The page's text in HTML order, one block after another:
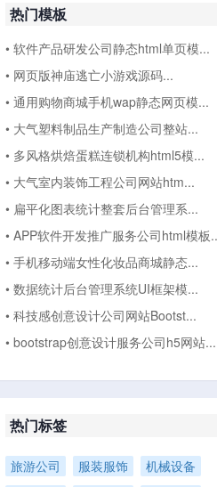
热门模板
• 软件产品研发公司静态html单页模...
• 网页版神庙逃亡小游戏源码...
• 通用购物商城手机wap静态网页模...
• 大气塑料制品生产制造公司整站...
• 多风格烘焙蛋糕连锁机构html5模...
• 大气室内装饰工程公司网站htm...
• 扁平化图表统计整套后台管理系...
• APP软件开发推广服务公司html模板
• 手机移动端女性化妆品商城静态...
• 数据统计后台管理系统UI框架模...
• 科技感创意设计公司网站Bootst...
• bootstrap创意设计服务公司h5网站...
热门标签
旅游公司 服装服饰
机械设备